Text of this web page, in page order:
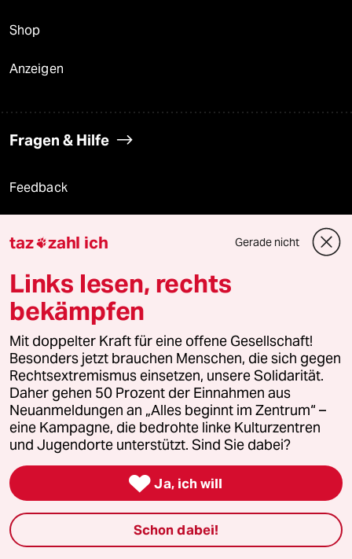
Shop
Anzeigen
Fragen & Hilfe
Feedback
Downloads für Abonnierende
© 2026 taz Verlags und Vertriebs GmbH
Alle Rechte vorbehalten. Bei rechtlichen Fragen oder für Genehmigungen
wenden Sie sich bitte an lizenzen@taz.de
Feedback Redaktionsstatut Kommune-Richtlinien
Leitlinie Datenschutz Impressum
Seitenwende Einwilligungen widerrufen (Ads)
taz zahl ich Gerade nicht
Links lesen, rechts
bekämpfen
Mit doppelter Kraft für eine offene Gesellschaft!
Besonders jetzt brauchen Menschen, die sich gegen
Rechtsextremismus einsetzen, unsere Solidarität.
Daher gehen 50 Prozent der Einnahmen aus
Neuanmeldungen an „Alles beginnt im Zentrum“ –
eine Kampagne, die bedrohte linke Kulturzentren
und Jugendorte unterstützt. Sind Sie dabei?
 Ja, ich will
Schon dabei!